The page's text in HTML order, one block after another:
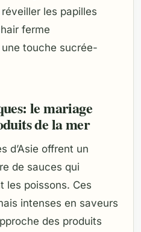
les papilles
ferme
une touche sucrée-
le mariage
de la mer
d’Asie offrent un
de sauces qui
les poissons. Ces
intenses en saveurs
des produits